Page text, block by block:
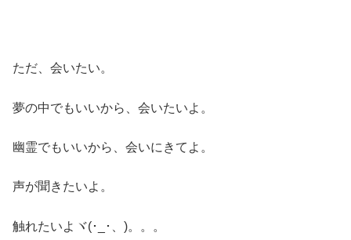
ただ、会いたい。
夢の中でもいいから、会いたいよ。
幽霊でもいいから、会いにきてよ。
声が聞きたいよ。
触れたいよヾ(･_･、)。。。